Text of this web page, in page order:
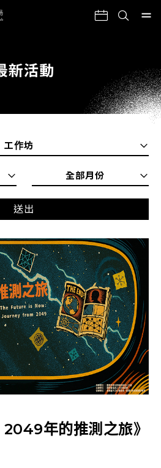
新活動
工作坊
全部月份
送出
2049年的推測之旅》